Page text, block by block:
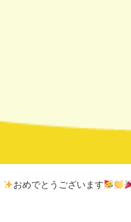
おめでとうございます